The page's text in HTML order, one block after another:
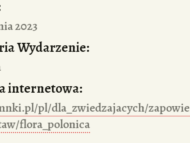
2023
Wydarzenie:
internetowa:
pl/dla_zwiedzajacych/zapowie
flora_polonica